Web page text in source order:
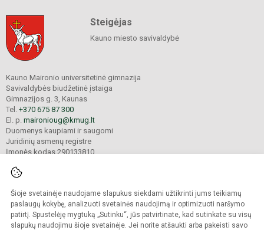
Šioje svetainėje naudojame slapukus siekdami užtikrinti jums teikiamų
paslaugų kokybę, analizuoti svetainės naudojimą ir optimizuoti naršymo
patirtį. Spustelėję mygtuką „Sutinku“, jūs patvirtinate, kad sutinkate su visų
slapukų naudojimu šioje svetainėje. Jei norite atšaukti arba pakeisti savo
Steigėjas
Kauno miesto savivaldybė
Kauno Maironio universitetinė gimnazija
Savivaldybės biudžetinė įstaiga
Gimnazijos g. 3, Kaunas
Tel. +370 675 87 300
El. p. maironioug@kmug.lt
Duomenys kaupiami ir saugomi
Juridinių asmenų registre
Įmonės kodas 290133810
© 2025. Kauno Maironio universitetinė gimnazija. Visos teisės saugomos.
Kopijuoti turinį be raštiško įstaigos administracijos sutikimo griežtai draudžiama.
Prieinamumo paraiška Slapukų valdymas